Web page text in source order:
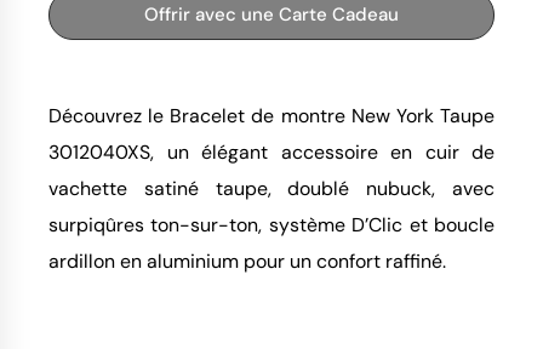
Offrir avec une Carte Cadeau
Découvrez le Bracelet de montre New York Taupe
3012040XS, un élégant accessoire en cuir de
vachette satiné taupe, doublé nubuck, avec
surpiqûres ton-sur-ton, système D’Clic et boucle
ardillon en aluminium pour un confort raffiné.